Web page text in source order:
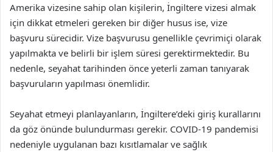
Amerika vizesine sahip olan kişilerin, İngiltere vizesi almak
için dikkat etmeleri gereken bir diğer husus ise, vize
başvuru sürecidir. Vize başvurusu genellikle çevrimiçi olarak
yapılmakta ve belirli bir işlem süresi gerektirmektedir. Bu
nedenle, seyahat tarihinden önce yeterli zaman tanıyarak
başvuruların yapılması önemlidir.
Seyahat etmeyi planlayanların, İngiltere’deki giriş kurallarını
da göz önünde bulundurması gerekir. COVID-19 pandemisi
nedeniyle uygulanan bazı kısıtlamalar ve sağlık